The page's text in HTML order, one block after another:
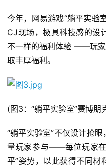
今年，网易游戏“躺平实验
CJ现场，极具科技感的设
不一样的福利体验 ——玩家
取丰厚福利。
(图3：“躺平实验室”赛博朋
“躺平实验室”不仅设计抢
量玩家参与——每位玩家在
平”姿势，以此获得不同材